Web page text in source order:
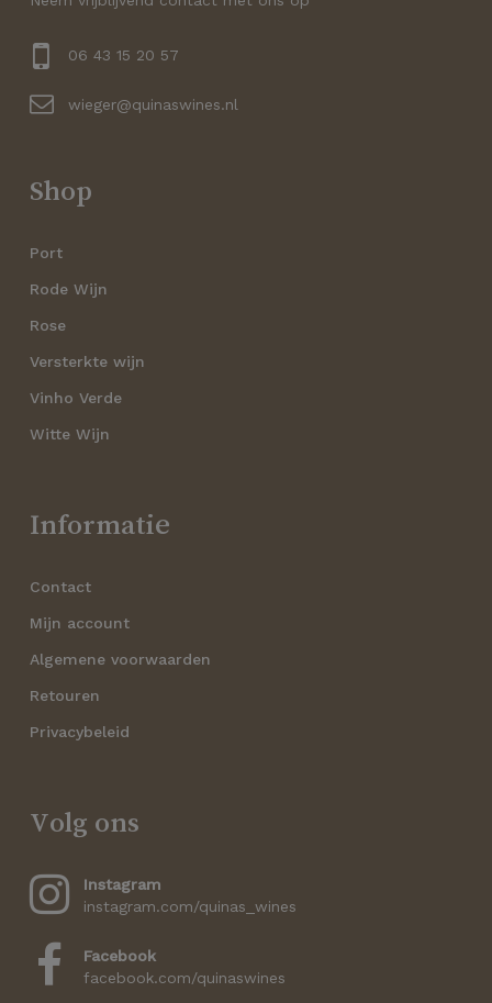
Geen producten in de
winkelwagen.
06 43 15 20 57
wieger@quinaswines.nl
Shop
Port
Rode Wijn
Rose
Versterkte wijn
Vinho Verde
Witte Wijn
Informatie
Contact
Mijn account
Algemene voorwaarden
Retouren
Privacybeleid
Volg ons
Instagram
instagram.com/quinas_wines
Facebook
facebook.com/quinaswines